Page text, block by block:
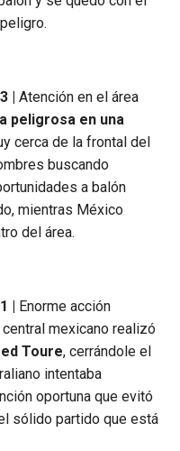
| Atención en el área
peligrosa en una
cerca de la frontal del
buscando
a balón
mientras México
del área.
| Enorme acción
central mexicano realizó
Toure, cerrándole el
intentaba
oportuna que evitó
sólido partido que está